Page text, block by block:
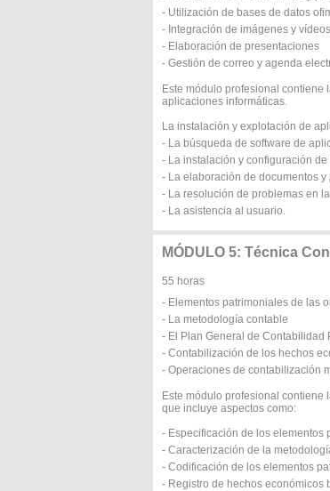
- Utilización de bases de datos
- Integración de imágenes y
- Elaboración de presentaciones
- Gestión de correo y agenda
Este módulo profesional
aplicaciones informáticas.
La instalación y explotación de
- La búsqueda de software de
- La instalación y configuración
- La elaboración de documentos y
- La resolución de problemas en
- La asistencia al usuario.
MÓDULO 5: Técnica
55 horas
- Elementos patrimoniales de las
- La metodología contable
- El Plan General de Contabilidad
- Contabilización de los hechos
- Operaciones de contabilización
Este módulo profesional
que incluye aspectos como:
- Especificación de los elementos
- Caracterización de la
- Codificación de los elementos
- Registro de hechos económicos